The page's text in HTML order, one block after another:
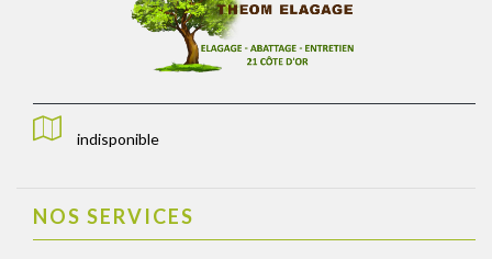
indisponible
NOS SERVICES